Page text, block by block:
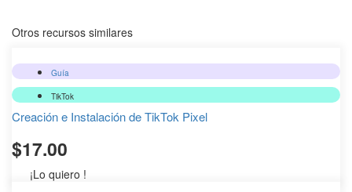
Otros recursos similares
Guía
TikTok
Creación e Instalación de TikTok Pixel
$17.00
¡Lo quiero !